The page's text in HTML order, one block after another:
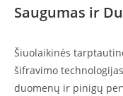
Saugumas ir
Šiuolaikinės
šifravimo
duomenų ir pinigų